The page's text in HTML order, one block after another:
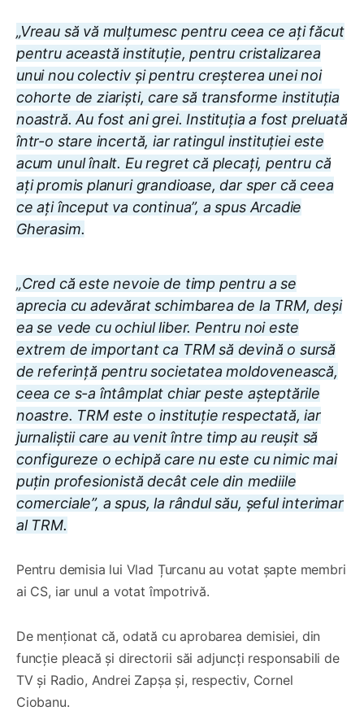
„Vreau să vă mulțumesc pentru ceea ce ați făcut
pentru această instituție, pentru cristalizarea
unui nou colectiv și pentru creșterea unei noi
cohorte de ziariști, care să transforme instituția
noastră. Au fost ani grei. Instituția a fost preluată
într-o stare incertă, iar ratingul instituției este
acum unul înalt. Eu regret că plecați, pentru că
ați promis planuri grandioase, dar sper că ceea
ce ați început va continua”, a spus Arcadie
Gherasim.
„Cred că este nevoie de timp pentru a se
aprecia cu adevărat schimbarea de la TRM, deși
ea se vede cu ochiul liber. Pentru noi este
extrem de important ca TRM să devină o sursă
de referință pentru societatea moldovenească,
ceea ce s-a întâmplat chiar peste așteptările
noastre. TRM este o instituție respectată, iar
jurnaliștii care au venit între timp au reușit să
configureze o echipă care nu este cu nimic mai
puțin profesionistă decât cele din mediile
comerciale”, a spus, la rândul său, șeful interimar
al TRM.
Pentru demisia lui Vlad Țurcanu au votat șapte membri
ai CS, iar unul a votat împotrivă.
De menționat că, odată cu aprobarea demisiei, din
funcție pleacă și directorii săi adjuncți responsabili de
TV și Radio, Andrei Zapșa și, respectiv, Cornel
Ciobanu.